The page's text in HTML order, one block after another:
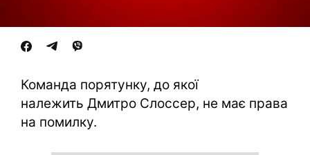
Команда порятунку, до якої
належить Дмитро Слоссер, не має права
на помилку.